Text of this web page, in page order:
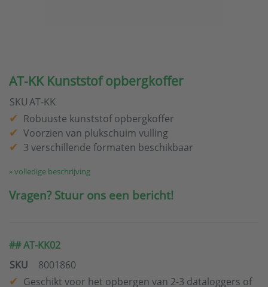
AT-KK Kunststof opbergkoffer
SKUAT-KK
Robuuste kunststof opbergkoffer
Voorzien van plukschuim vulling
3 verschillende formaten beschikbaar
» volledige beschrijving
Vragen? Stuur ons een bericht!
## AT-KK02
SKU
8001860
Geschikt voor het opbergen van 2-3 dataloggers of